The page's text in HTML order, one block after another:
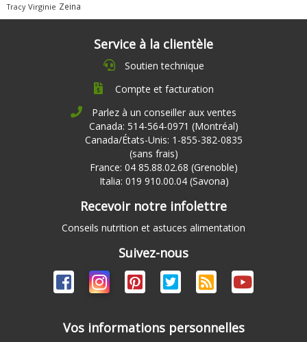
Tracy Virginie Zeina
Service à la clientèle
Soutien technique
Compte et facturation
Parlez à un conseiller aux ventes
Canada: 514-564-0971 (Montréal)
Canada/États-Unis: 1-855-382-0835
(sans frais)
France: 04 85.88.02.68 (Grenoble)
Italia: 019 910.00.04 (Savona)
Recevoir notre infolettre
Conseils nutrition et astuces alimentation
Suivez-nous
Vos informations personnelles